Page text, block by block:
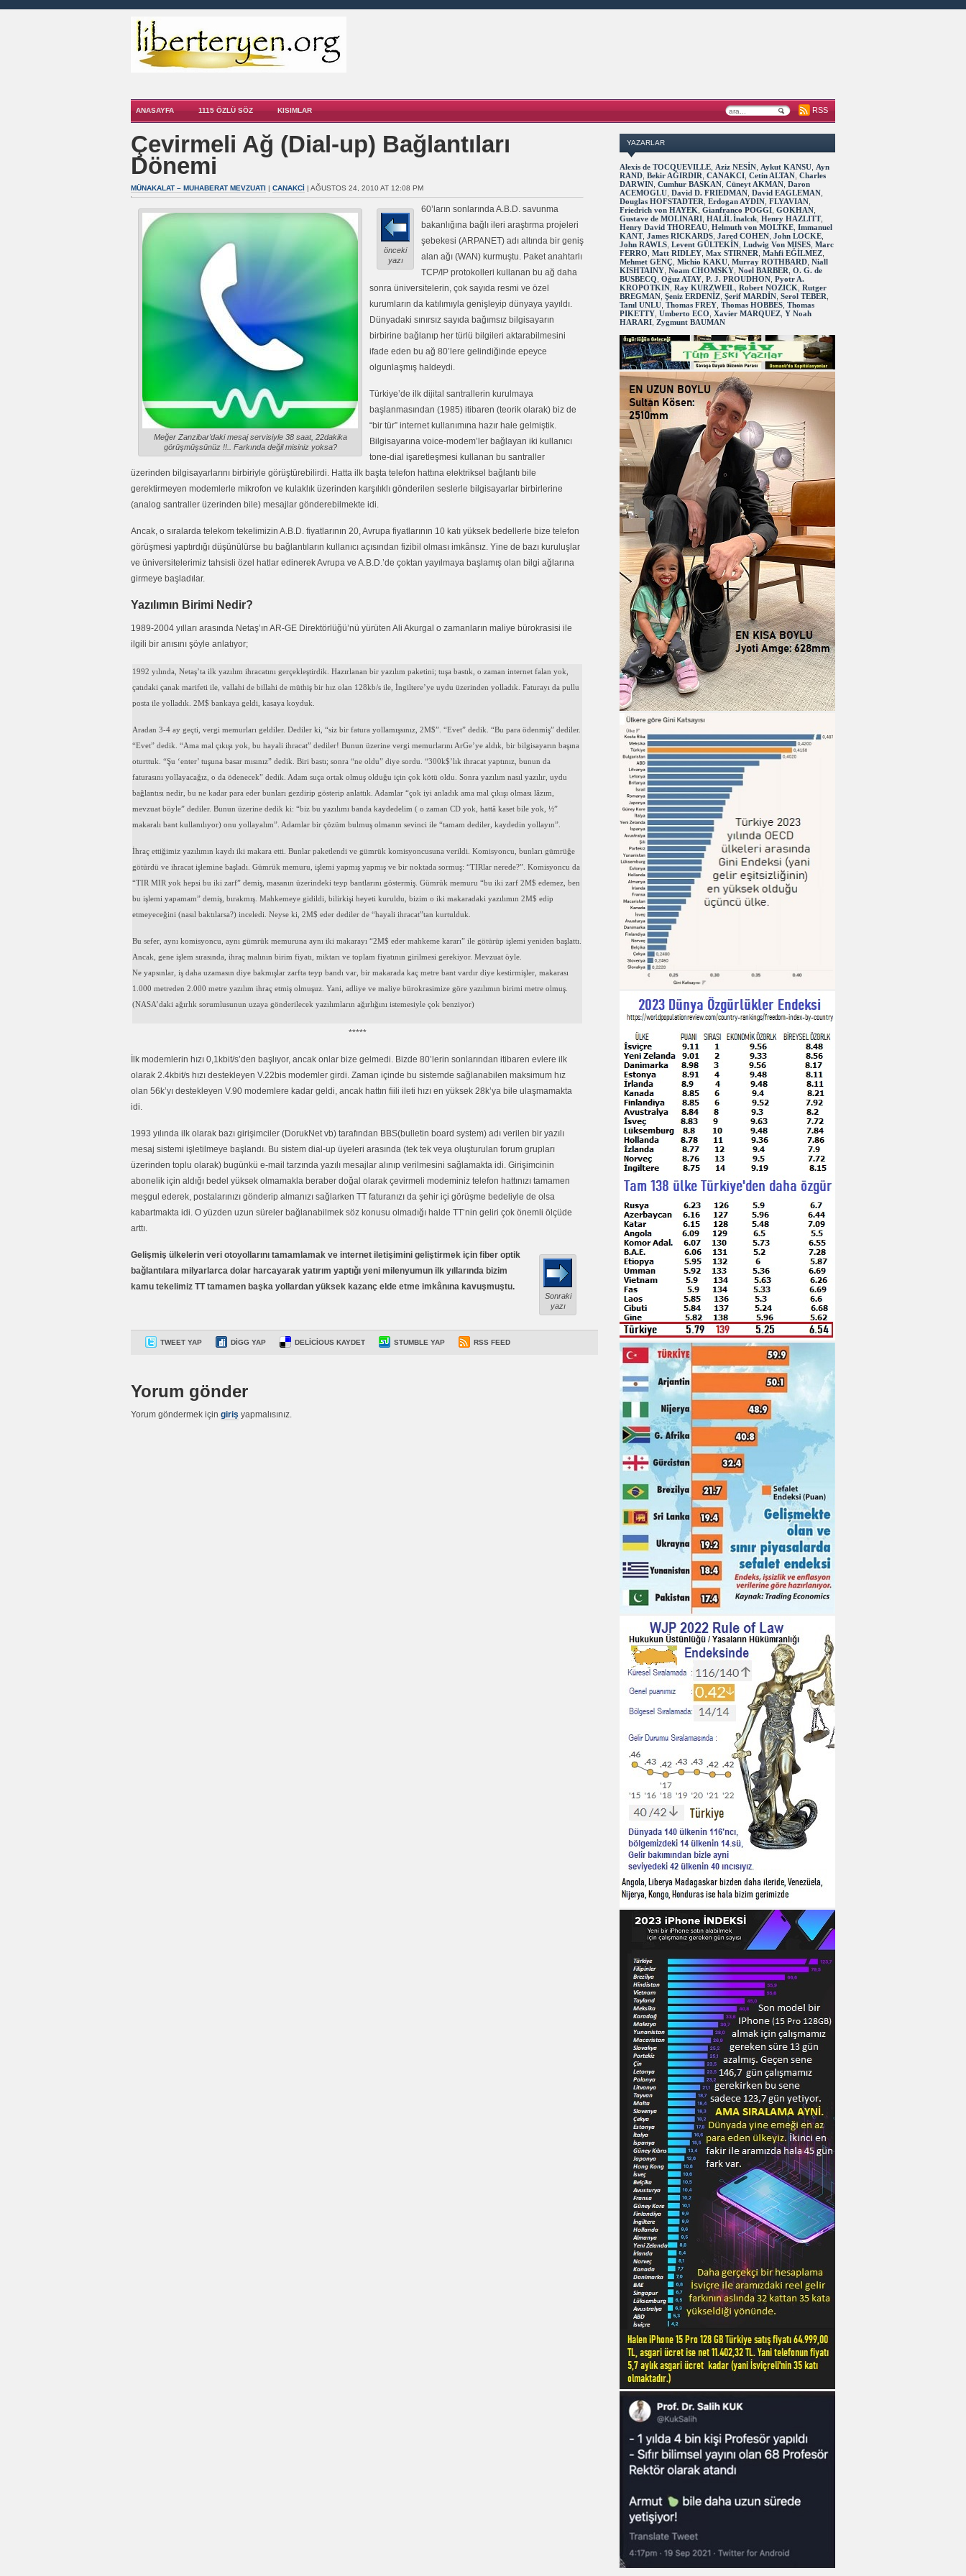
ANASAYFA 1115 ÖZLÜ SÖZ KISIMLAR RSS
Çevirmeli Ağ (Dial-up) Bağlantıları
Dönemi
MÜNAKALAT – MUHABERAT MEVZUATI | CANAKCI | AĞUSTOS 24, 2010 AT 12:08 PM
Meğer Zanzibar’daki mesaj servisiyle 38 saat, 22dakika
görüşmüşsünüz !!.. Farkında değil misiniz yoksa?
önceki
yazı
60’ların sonlarında A.B.D. savunma
bakanlığına bağlı ileri araştırma projeleri
şebekesi (ARPANET) adı altında bir geniş
alan ağı (WAN) kurmuştu. Paket anahtarlı
TCP/IP protokolleri kullanan bu ağ daha
sonra üniversitelerin, çok sayıda resmi ve özel
kurumların da katılımıyla genişleyip dünyaya yayıldı.
Dünyadaki sınırsız sayıda bağımsız bilgisayarın
birbirine bağlanıp her türlü bilgileri aktarabilmesini
ifade eden bu ağ 80’lere gelindiğinde epeyce
olgunlaşmış haldeydi.
Türkiye’de ilk dijital santrallerin kurulmaya
başlanmasından (1985) itibaren (teorik olarak) biz de
“bir tür” internet kullanımına hazır hale gelmiştik.
Bilgisayarına voice-modem’ler bağlayan iki kullanıcı
tone-dial işaretleşmesi kullanan bu santraller
üzerinden bilgisayarlarını birbiriyle görüştürebilirdi. Hatta ilk başta telefon hattına elektriksel bağlantı bile
gerektirmeyen modemlerle mikrofon ve kulaklık üzerinden karşılıklı gönderilen seslerle bilgisayarlar birbirlerine
(analog santraller üzerinden bile) mesajlar gönderebilmekte idi.
Ancak, o sıralarda telekom tekelimizin A.B.D. fiyatlarının 20, Avrupa fiyatlarının 10 katı yüksek bedellerle bize telefon
görüşmesi yaptırdığı düşünülürse bu bağlantıların kullanıcı açısından fizibil olması imkânsız. Yine de bazı kuruluşlar
ve üniversitelerimiz tahsisli özel hatlar edinerek Avrupa ve A.B.D.’de çoktan yayılmaya başlamış olan bilgi ağlarına
girmeye başladılar.
Yazılımın Birimi Nedir?
1989-2004 yılları arasında Netaş’ın AR-GE Direktörlüğü’nü yürüten Ali Akurgal o zamanların maliye bürokrasisi ile
ilgili bir anısını şöyle anlatıyor;
1992 yılında, Netaş’ta ilk yazılım ihracatını gerçekleştirdik. Hazırlanan bir yazılım paketini; tuşa bastık, o zaman internet falan yok,
çatıdaki çanak marifeti ile, vallahi de billahi de müthiş bir hız olan 128kb/s ile, İngiltere’ye uydu üzerinden yolladık. Faturayı da pullu
posta ile yolladık. 2M$ bankaya geldi, kasaya koyduk.
Aradan 3-4 ay geçti, vergi memurları geldiler. Dediler ki, “siz bir fatura yollamışsınız, 2M$”. “Evet” dedik. “Bu para ödenmiş” dediler.
“Evet” dedik. “Ama mal çıkışı yok, bu hayali ihracat” dediler! Bunun üzerine vergi memurlarını ArGe’ye aldık, bir bilgisayarın başına
oturttuk. “Şu ‘enter’ tuşuna basar mısınız” dedik. Biri bastı; sonra “ne oldu” diye sordu. “300k$’lık ihracat yaptınız, bunun da
faturasını yollayacağız, o da ödenecek” dedik. Adam suça ortak olmuş olduğu için çok kötü oldu. Sonra yazılım nasıl yazılır, uydu
bağlantısı nedir, bu ne kadar para eder bunları gezdirip gösterip anlattık. Adamlar “çok iyi anladık ama mal çıkışı olması lâzım,
mevzuat böyle” dediler. Bunun üzerine dedik ki: “biz bu yazılımı banda kaydedelim ( o zaman CD yok, hattâ kaset bile yok, ½”
makaralı bant kullanılıyor) onu yollayalım”. Adamlar bir çözüm bulmuş olmanın sevinci ile “tamam dediler, kaydedin yollayın”.
İhraç ettiğimiz yazılımın kaydı iki makara etti. Bunlar paketlendi ve gümrük komisyoncusuna verildi. Komisyoncu, bunları gümrüğe
götürdü ve ihracat işlemine başladı. Gümrük memuru, işlemi yapmış yapmış ve bir noktada sormuş: “TIRlar nerede?”. Komisyoncu da
“TIR MIR yok hepsi bu iki zarf” demiş, masanın üzerindeki teyp bantlarını göstermiş. Gümrük memuru “bu iki zarf 2M$ edemez, ben
bu işlemi yapamam” demiş, bırakmış. Mahkemeye gidildi, bilirkişi heyeti kuruldu, bizim o iki makaradaki yazılımın 2M$ edip
etmeyeceğini (nasıl baktılarsa?) inceledi. Neyse ki, 2M$ eder dediler de “hayali ihracat”tan kurtulduk.
Bu sefer, aynı komisyoncu, aynı gümrük memuruna aynı iki makarayı “2M$ eder mahkeme kararı” ile götürüp işlemi yeniden başlattı.
Ancak, gene işlem sırasında, ihraç malının birim fiyatı, miktarı ve toplam fiyatının girilmesi gerekiyor. Mevzuat öyle.
Ne yapsınlar, iş daha uzamasın diye bakmışlar zarfta teyp bandı var, bir makarada kaç metre bant vardır diye kestirmişler, makarası
1.000 metreden 2.000 metre yazılım ihraç etmiş olmuşuz. Yani, adliye ve maliye bürokrasimize göre yazılımın birimi metre olmuş.
(NASA’daki ağırlık sorumlusunun uzaya gönderilecek yazılımların ağırlığını istemesiyle çok benziyor)
*****
İlk modemlerin hızı 0,1kbit/s’den başlıyor, ancak onlar bize gelmedi. Bizde 80’lerin sonlarından itibaren evlere ilk
olarak 2.4kbit/s hızı destekleyen V.22bis modemler girdi. Zaman içinde bu sistemde sağlanabilen maksimum hız
olan 56k’yı destekleyen V.90 modemlere kadar geldi, ancak hattın fiili ileti hızı en yüksek 28k’ya bile ulaşmamakta
idi.
1993 yılında ilk olarak bazı girişimciler (DorukNet vb) tarafından BBS(bulletin board system) adı verilen bir yazılı
mesaj sistemi işletilmeye başlandı. Bu sistem dial-up üyeleri arasında (tek tek veya oluşturulan forum grupları
üzerinden toplu olarak) bugünkü e-mail tarzında yazılı mesajlar alınıp verilmesini sağlamakta idi. Girişimcinin
abonelik için aldığı bedel yüksek olmamakla beraber doğal olarak çevirmeli modeminiz telefon hattınızı tamamen
meşgul ederek, postalarınızı gönderip almanızı sağlarken TT faturanızı da şehir içi görüşme bedeliyle de olsa
kabartmakta idi. O yüzden uzun süreler bağlanabilmek söz konusu olmadığı halde TT’nin geliri çok önemli ölçüde
arttı.
Sonraki
yazı
Gelişmiş ülkelerin veri otoyollarını tamamlamak ve internet iletişimini geliştirmek için fiber optik
bağlantılara milyarlarca dolar harcayarak yatırım yaptığı yeni milenyumun ilk yıllarında bizim
kamu tekelimiz TT tamamen başka yollardan yüksek kazanç elde etme imkânına kavuşmuştu.
TWEET YAP DIGG YAP DELICIOUS KAYDET STUMBLE YAP RSS FEED
Yorum gönder
Yorum göndermek için giriş yapmalısınız.
YAZARLAR
Alexis de TOCQUEVILLE Aziz NESİN Aykut KANSU Ayn
RAND Bekir AĞIRDIR CANAKCI Cetin ALTAN Charles
DARWIN Cumhur BASKAN Cüneyt AKMAN Daron
ACEMOGLU David D. FRIEDMAN David EAGLEMAN
Douglas HOFSTADTER Erdogan AYDIN FLYAVIAN
Friedrich von HAYEK Gianfranco POGGI GOKHAN
Gustave de MOLINARI HALİL İnalcık Henry HAZLITT,
Henry David THOREAU Helmuth von MOLTKE Immanuel
KANT, James RICKARDS Jared COHEN John LOCKE
John RAWLS Levent GÜLTEKİN Ludwig Von MISES Marc
FERRO Matt RIDLEY Max STIRNER Mahfi EĞİLMEZ
Mehmet GENÇ Michio KAKU Murray ROTHBARD Niall
KISHTAINY Noam CHOMSKY Noel BARBER O. G. de
BUSBECQ Oğuz ATAY P. J. PROUDHON Pyotr A.
KROPOTKIN Ray KURZWEIL Robert NOZICK Rutger
BREGMAN Şeniz ERDENİZ Şerif MARDİN Serol TEBER
Tanıl UNLU Thomas FREY Thomas HOBBES Thomas
PIKETTY Umberto ECO Xavier MARQUEZ Y Noah
HARARI Zygmunt BAUMAN